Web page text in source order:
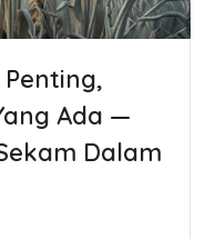
Ada —
Dalam